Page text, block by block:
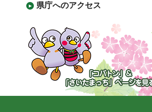
県庁へのアクセス
「コバトン」&「さいた
まっち」